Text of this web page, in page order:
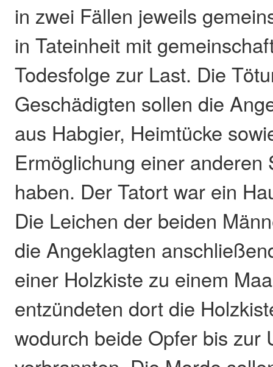
in zwei Fällen jeweils
in Tateinheit mit
Todesfolge zur Last. Die
Geschädigten sollen die
aus Habgier, Heimtücke
Ermöglichung einer
haben. Der Tatort war ein
Die Leichen der beiden
die Angeklagten
einer Holzkiste zu einem
entzündeten dort die
wodurch beide Opfer bis zur